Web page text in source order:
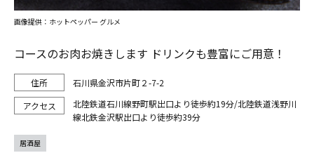
コースのお肉お焼きします ドリンクも豊富にご用意！
石川県金沢市片町２-7-2
北陸鉄道石川線野町駅出口より徒歩約19分/北陸鉄道浅野川
線北鉄金沢駅出口より徒歩約39分
画像提供：ホットペッパー グルメ
居酒屋